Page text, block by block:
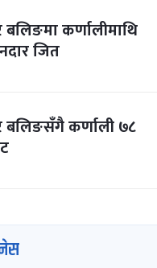
बलिङमा कर्णालीमाथि
जित
बलिङसँगै कर्णाली ७८